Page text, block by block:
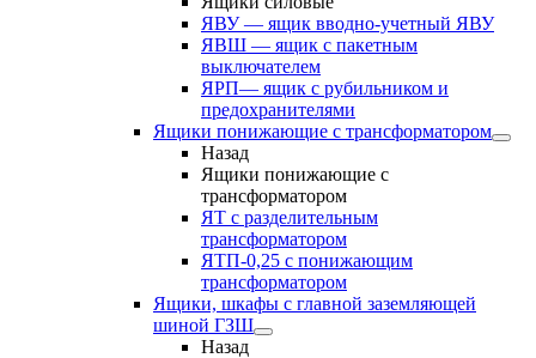
ЯВУ — ящик вводно-учетный ЯВУ
ЯВШ — ящик с пакетным
выключателем
ЯРП— ящик с рубильником и
предохранителями
Ящики понижающие с трансформатором
Назад
Ящики понижающие с
трансформатором
ЯТ с разделительным
трансформатором
ЯТП-0,25 с понижающим
трансформатором
Ящики, шкафы с главной заземляющей
шиной ГЗШ
Назад